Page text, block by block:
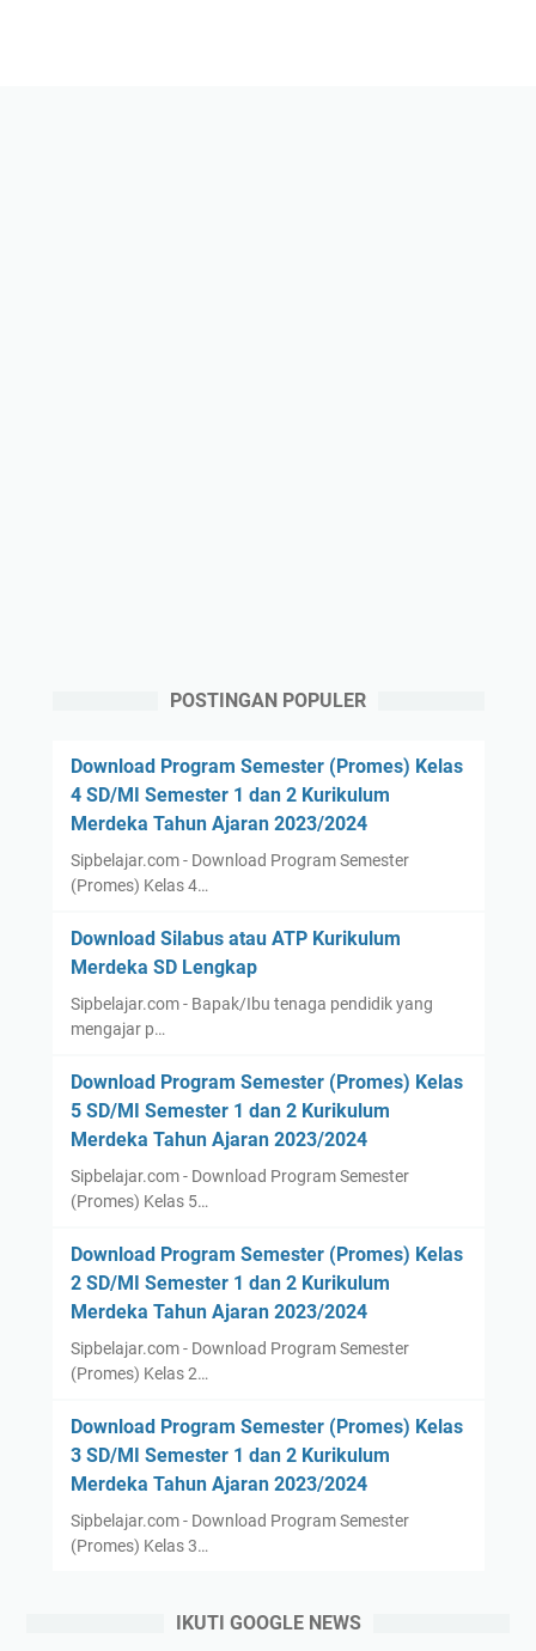
POSTINGAN POPULER
Download Program Semester (Promes) Kelas
4 SD/MI Semester 1 dan 2 Kurikulum
Merdeka Tahun Ajaran 2023/2024
Sipbelajar.com - Download Program Semester
(Promes) Kelas 4…
Download Silabus atau ATP Kurikulum
Merdeka SD Lengkap
Sipbelajar.com - Bapak/Ibu tenaga pendidik yang
mengajar p…
Download Program Semester (Promes) Kelas
5 SD/MI Semester 1 dan 2 Kurikulum
Merdeka Tahun Ajaran 2023/2024
Sipbelajar.com - Download Program Semester
(Promes) Kelas 5…
Download Program Semester (Promes) Kelas
2 SD/MI Semester 1 dan 2 Kurikulum
Merdeka Tahun Ajaran 2023/2024
Sipbelajar.com - Download Program Semester
(Promes) Kelas 2…
Download Program Semester (Promes) Kelas
3 SD/MI Semester 1 dan 2 Kurikulum
Merdeka Tahun Ajaran 2023/2024
Sipbelajar.com - Download Program Semester
(Promes) Kelas 3…
IKUTI GOOGLE NEWS